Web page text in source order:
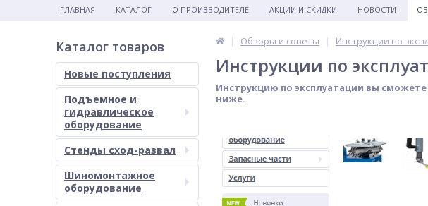
ГЛАВНАЯ КАТАЛОГ О ПРОИЗВОДИТЕЛЕ АКЦИИ И СКИДКИ НОВОСТИ
Каталог товаров
Новые поступления
Подъемное и
гидравлическое
оборудование
Стенды сход-развал
Шиномонтажное
оборудование
Обзоры и советы Инструкции по
Инструкции по
Инструкцию по эксплуатации вы
ниже.